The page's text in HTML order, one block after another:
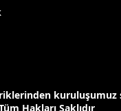
Hakları Saklıdır